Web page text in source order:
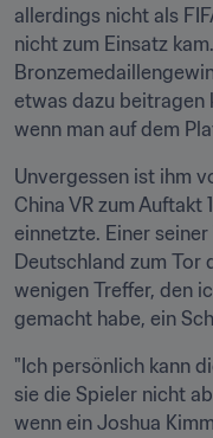
allerdings nicht als
nicht zum Einsatz
etwas dazu beitragen
wenn man auf dem
Unvergessen ist ihm
China VR zum Auftakt
einnetzte. Einer
Deutschland zum Tor
wenigen Treffer, den
gemacht habe, ein
"Ich persönlich kann
sie die Spieler nicht
wenn ein Joshua